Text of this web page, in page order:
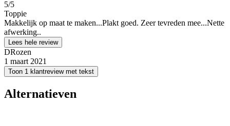
5/5
Toppie
Makkelijk op maat te maken...Plakt goed. Zeer tevreden mee...Nette
afwerking..
Lees hele review
DRozen
1 maart 2021
Toon 1 klantreview met tekst
Alternatieven